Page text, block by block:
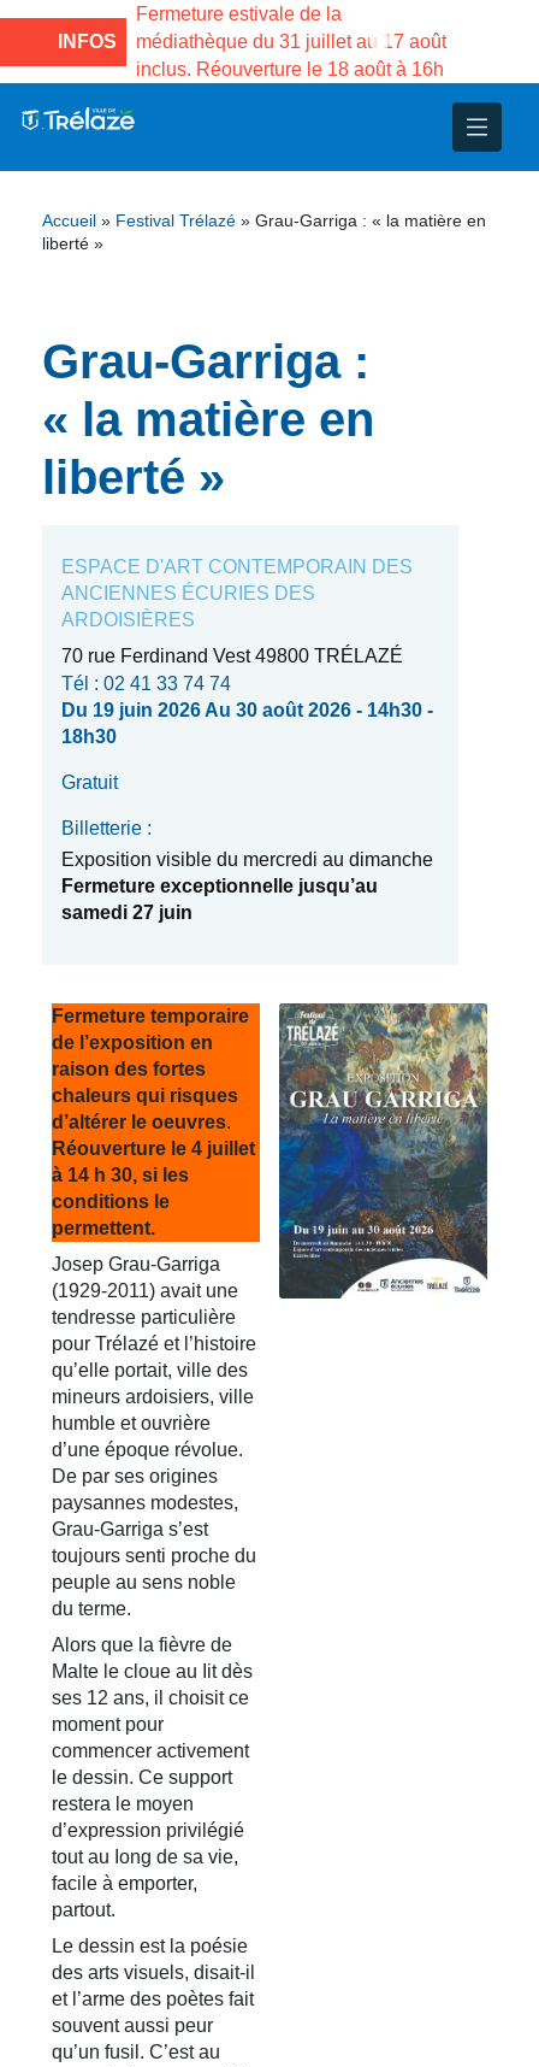
INFOS
Maison des
de Gama du
Fermeture estivale de la
médiathèque du 31 juillet au 17 août
inclus. Réouverture le 18 août à 16h
Services
Projets
– Jumelage
Accueil » Festival Trélazé » Grau-Garriga : « la matière en
liberté »
Grau-Garriga :
« la matière en
liberté »
ESPACE D'ART CONTEMPORAIN DES
ANCIENNES ÉCURIES DES
ARDOISIÈRES
70 rue Ferdinand Vest 49800 TRÉLAZÉ
Tél : 02 41 33 74 74
Du 19 juin 2026 Au 30 août 2026 - 14h30 -
18h30
Gratuit
Billetterie :
Exposition visible du mercredi au dimanche
Fermeture exceptionnelle jusqu’au
samedi 27 juin
Fermeture temporaire
de l’exposition en
raison des fortes
chaleurs qui risques
d’altérer le oeuvres.
Réouverture le 4 juillet
à 14 h 30, si les
conditions le
permettent.
Josep Grau-Garriga
(1929-2011) avait une
tendresse particulière
pour Trélazé et l’histoire
qu’elle portait, ville des
mineurs ardoisiers, ville
humble et ouvrière
d’une époque révolue.
De par ses origines
paysannes modestes,
Grau-Garriga s’est
toujours senti proche du
peuple au sens noble
du terme.
Alors que la fièvre de
Malte le cloue au Iit dès
ses 12 ans, il choisit ce
moment pour
commencer activement
le dessin. Ce support
restera le moyen
d’expression privilégié
tout au Iong de sa vie,
facile à emporter,
partout.
Le dessin est la poésie
des arts visuels, disait-il
et l’arme des poètes fait
souvent aussi peur
qu’un fusil. C’est au